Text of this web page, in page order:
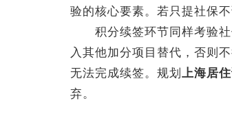
验的核心要素。若只提社保
积分续签环节同样考验社
入其他加分项目替代，否则
无法完成续签。规划 上海居
弃。